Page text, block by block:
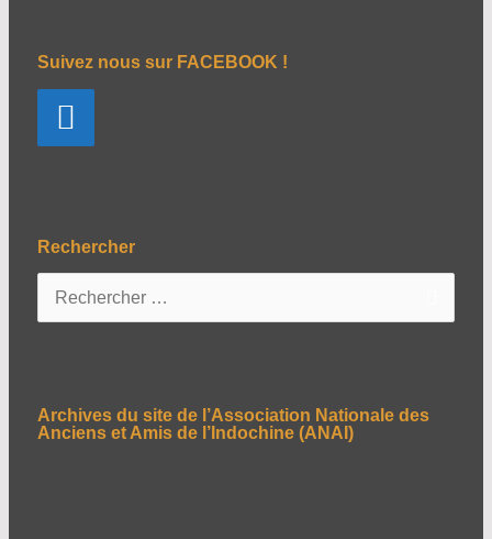
Suivez nous sur FACEBOOK !
Rechercher
rArchives du site de l’Association Nationale des
Anciens et Amis de l’Indochine (ANAI)